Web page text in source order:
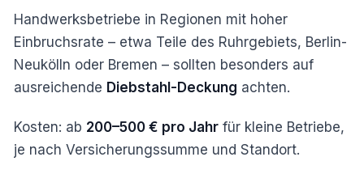
Handwerksbetriebe in Regionen mit hoher
Einbruchsrate – etwa Teile des Ruhrgebiets, Berlin-
Neukölln oder Bremen – sollten besonders auf
ausreichende Diebstahl-Deckung achten.
Kosten: ab 200–500 € pro Jahr für kleine Betriebe,
je nach Versicherungssumme und Standort.